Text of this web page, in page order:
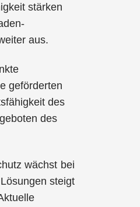
stärken
aus.
geförderten
des
des
wächst bei
steigt